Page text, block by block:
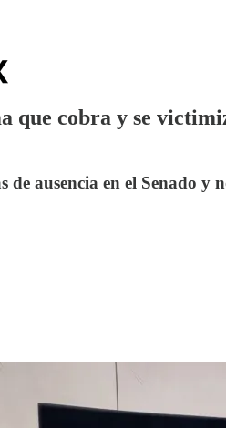
que cobra y se
ausencia en el Senado y